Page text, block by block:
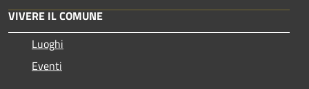
VIVERE IL COMUNE
Luoghi
Eventi